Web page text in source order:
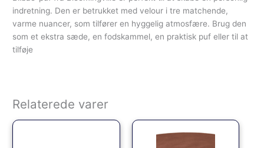
indretning. Den er betrukket med velour i tre matchende,
varme nuancer, som tilfører en hyggelig atmosfære. Brug den
som et ekstra sæde, en fodskammel, en praktisk puf eller til at
tilføje
Relaterede varer
Den oprindelige pris var: 699.00kr..
Den aktuelle pris er: 495.00kr..